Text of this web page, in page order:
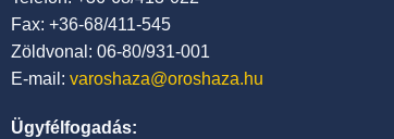
Fax: +36-68/411-545
Zöldvonal: 06-80/931-001
E-mail: varoshaza@oroshaza.hu
Ügyfélfogadás: